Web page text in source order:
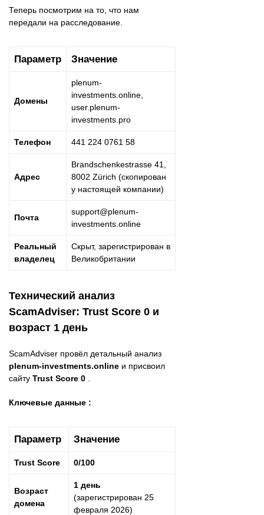
Теперь посмотрим на то, что нам
передали на расследование.
Параметр Значение
Домены
plenum-
investments.online,
user.plenum-
investments.pro
Телефон 441 224 0761 58
Адрес
Brandschenkestrasse 41,
8002 Zürich (скопирован
у настоящей компании)
Почта
support@plenum-
investments.online
Реальный
владелец
Скрыт, зарегистрирован в
Великобритании
Технический анализ
ScamAdviser: Trust Score 0 и
возраст 1 день
ScamAdviser провёл детальный анализ
plenum-investments.online и присвоил
сайту Trust Score 0
Ключевые данные :
Параметр Значение
Trust Score 0/100
Возраст
домена
1 день
(зарегистрирован 25
февраля 2026)